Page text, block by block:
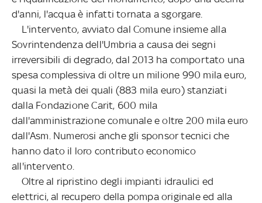
d'anni, l'acqua è infatti tornata a sgorgare.
L'intervento, avviato dal Comune insieme alla
Sovrintendenza dell'Umbria a causa dei segni
irreversibili di degrado, dal 2013 ha comportato una
spesa complessiva di oltre un milione 990 mila euro,
quasi la metà dei quali (883 mila euro) stanziati
dalla Fondazione Carit, 600 mila
dall'amministrazione comunale e oltre 200 mila euro
dall'Asm. Numerosi anche gli sponsor tecnici che
hanno dato il loro contributo economico
all'intervento.
Oltre al ripristino degli impianti idraulici ed
elettrici, al recupero della pompa originale ed alla